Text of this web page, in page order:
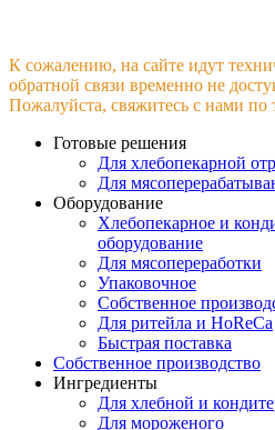
К сожалению, на сайте идут
обратной связи временно не
Пожалуйста, свяжитесь с нами по
Готовые решения
Для хлебопекарной
Для
Оборудование
Хлебопекарное и
оборудование
Для мясопереработки
Упаковочное
Собственное
Для ритейла и HoReCa
Быстрая поставка
Собственное производство
Ингредиенты
Для хлебной и
Для мороженого